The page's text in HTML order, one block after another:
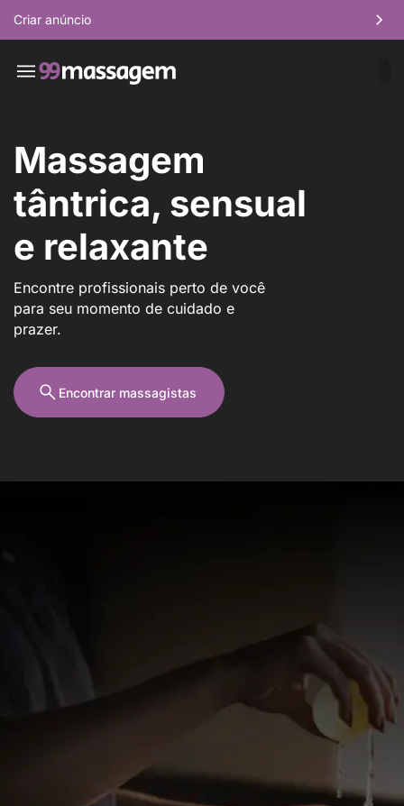
Criar anúncio
Massagem
tântrica, sensual
e relaxante
Encontre profissionais perto de você
para seu momento de cuidado e
prazer.
Encontrar massagistas
Olá amores, me chamo Gaby. Sou a massagista, que
vai te levar a loucura, uma locura boa e relaxante.
Centro, São Paulo - SP